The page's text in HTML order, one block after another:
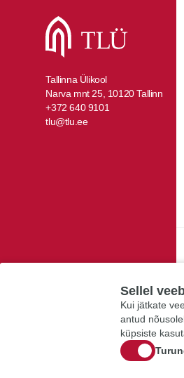
Tallinna Ülikool
Narva mnt 25, 10120 Tallinn
+372 640 9101
tlu@tlu.ee
Sellel
Kui jätkate
antud
küpsiste